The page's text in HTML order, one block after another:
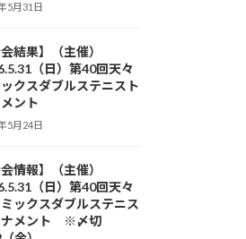
5月31日
会結果】（主催）
（日）第40回天々
クスダブルステニスト
ント
5月24日
会情報】（主催）
（日）第40回天々
ックスダブルステニス
ナメント ※〆切